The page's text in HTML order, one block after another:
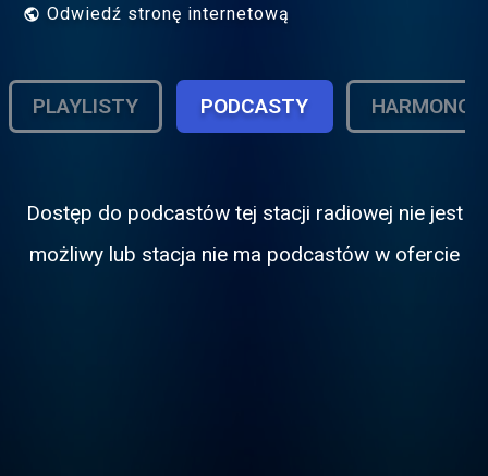
Odwiedź stronę internetową
PLAYLISTY PODCASTY
Dostęp do podcastόw tej stacji radiowej nie jest
możliwy lub stacja nie ma podcastόw w ofercie